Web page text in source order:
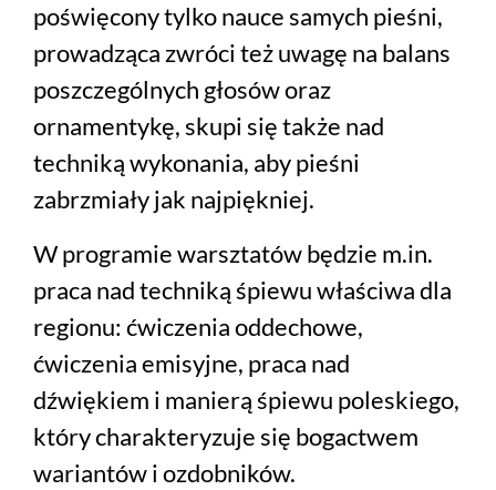
poświęcony tylko nauce samych pieśni,
prowadząca zwróci też uwagę na balans
poszczególnych głosów oraz
ornamentykę, skupi się także nad
techniką wykonania, aby pieśni
zabrzmiały jak najpiękniej.
W programie warsztatów będzie m.in.
praca nad techniką śpiewu właściwa dla
regionu: ćwiczenia oddechowe,
ćwiczenia emisyjne, praca nad
dźwiękiem i manierą śpiewu poleskiego,
który charakteryzuje się bogactwem
wariantów i ozdobników.